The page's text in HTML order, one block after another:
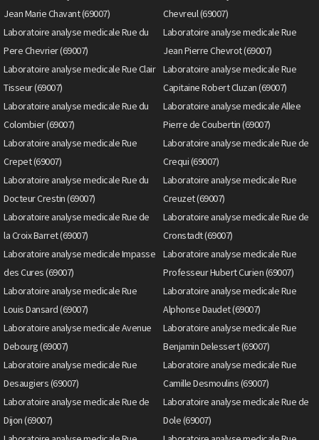
Jean Marie Chavant (69007)
Chevreul (69007)
Laboratoire analyse medicale Rue du
Pere Chevrier (69007)
Laboratoire analyse medicale Rue
Jean Pierre Chevrot (69007)
Laboratoire analyse medicale Rue Clair
Tisseur (69007)
Laboratoire analyse medicale Rue
Capitaine Robert Cluzan (69007)
Laboratoire analyse medicale Rue du
Colombier (69007)
Laboratoire analyse medicale Allee
Pierre de Coubertin (69007)
Laboratoire analyse medicale Rue
Crepet (69007)
Laboratoire analyse medicale Rue de
Crequi (69007)
Laboratoire analyse medicale Rue du
Docteur Crestin (69007)
Laboratoire analyse medicale Rue
Creuzet (69007)
Laboratoire analyse medicale Rue de
la Croix Barret (69007)
Laboratoire analyse medicale Rue de
Cronstadt (69007)
Laboratoire analyse medicale Impasse
des Cures (69007)
Laboratoire analyse medicale Rue
Professeur Hubert Curien (69007)
Laboratoire analyse medicale Rue
Louis Dansard (69007)
Laboratoire analyse medicale Rue
Alphonse Daudet (69007)
Laboratoire analyse medicale Avenue
Debourg (69007)
Laboratoire analyse medicale Rue
Benjamin Delessert (69007)
Laboratoire analyse medicale Rue
Desaugiers (69007)
Laboratoire analyse medicale Rue
Camille Desmoulins (69007)
Laboratoire analyse medicale Rue de
Dijon (69007)
Laboratoire analyse medicale Rue de
Dole (69007)